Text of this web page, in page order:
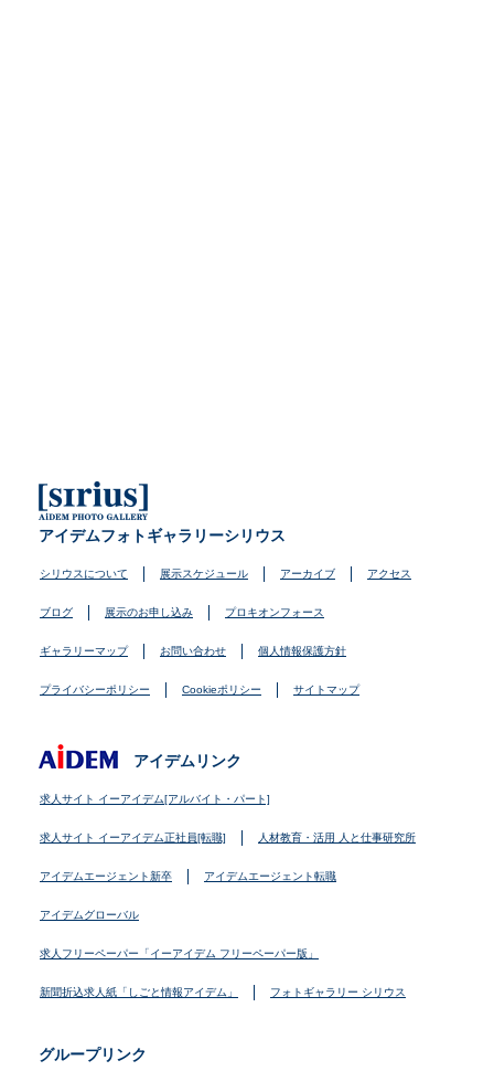
アイデムフォトギャラリーシリウス
シリウスについて 展示スケジュール アーカイブ アクセス
ブログ 展示のお申し込み プロキオンフォース
ギャラリーマップ お問い合わせ 個人情報保護方針
プライバシーポリシー Cookieポリシー サイトマップ
アイデムリンク
求人サイト イーアイデム[アルバイト・パート]
求人サイト イーアイデム正社員[転職] 人材教育・活用 人と仕事研究所
アイデムエージェント新卒 アイデムエージェント転職
アイデムグローバル
求人フリーペーパー「イーアイデム フリーペーパー版」
新聞折込求人紙「しごと情報アイデム」 フォトギャラリー シリウス
グループリンク